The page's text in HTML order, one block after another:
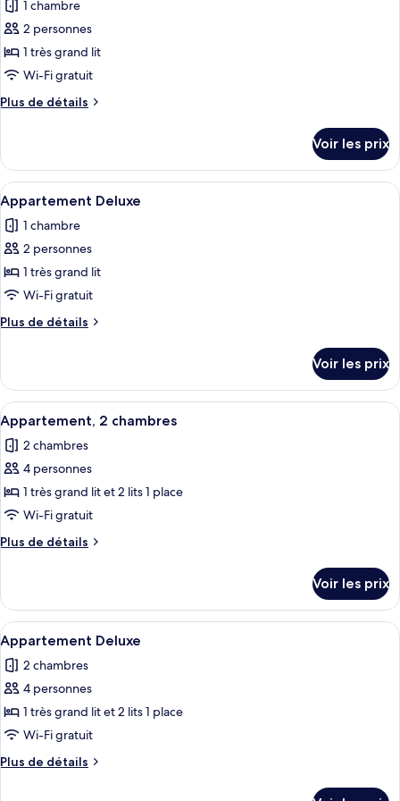
Suite
Studio
les
photos
pour
ce
type
de
Appartement,
chambre
1 chambre
2 personnes
1 très grand lit
Wi-Fi gratuit
Plus de détails
Plus
le
type
de
chambre
Appartement,
Voir les prix
Afficher
toutes
les
photos
pour
ce
type
de
Appartement
Deluxe
Une chambre d’hôtel moderne avec
4
Appartement Deluxe
1 chambre
2 personnes
1 très grand lit
Wi-Fi gratuit
Plus de détails
Plus
le
type
de
chambre
Appartement
Deluxe
Voir les prix
Afficher
toutes
les
photos
pour
ce
type
de
Appartement,
chambres
Une chambre d’hôtel moderne avec
5
Appartement, 2 chambres
2 chambres
4 personnes
1 très grand lit et 2 lits 1 place
Wi-Fi gratuit
Plus de détails
Plus
le
type
de
chambre
Appartement,
2
Voir les prix
Afficher
toutes
les
photos
pour
ce
type
de
Une chambre d’hôtel moderne avec
4
Appartement Deluxe
2 chambres
4 personnes
1 très grand lit et 2 lits 1 place
Wi-Fi gratuit
Plus de détails
Plus